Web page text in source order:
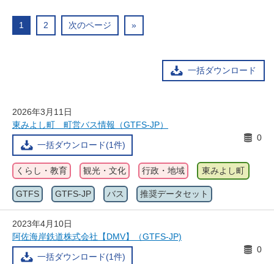
1 2 次のページ »
一括ダウンロード
2026年3月11日
東みよし町 町営バス情報（GTFS-JP）
一括ダウンロード(1件)
0
くらし・教育 観光・文化 行政・地域 東みよし町
GTFS GTFS-JP バス 推奨データセット
2023年4月10日
阿佐海岸鉄道株式会社【DMV】（GTFS-JP)
一括ダウンロード(1件)
0